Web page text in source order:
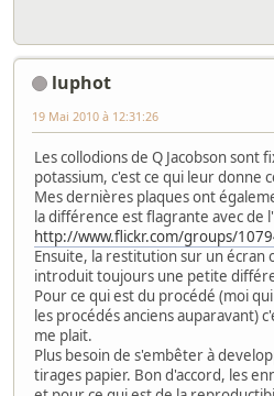
luphot
19 Mai 2010 à 12:31:26
Les collodions de Q Jacobson sont
potassium, c'est ce qui leur donne
Mes dernières plaques ont
la différence est flagrante avec de
http://www.flickr.com/groups/
Ensuite, la restitution sur un écran
introduit toujours une petite
Pour ce qui est du procédé (moi
les procédés anciens auparavant)
me plait.
Plus besoin de s'embêter à
tirages papier. Bon d'accord, les